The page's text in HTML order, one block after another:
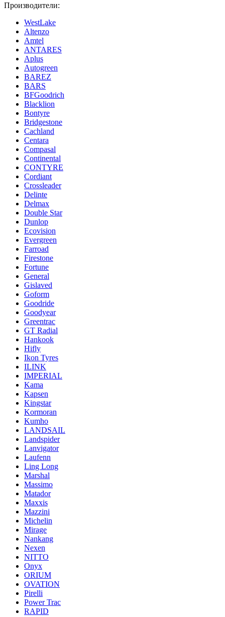
Производители:
WestLake
Altenzo
Amtel
ANTARES
Aplus
Autogreen
BAREZ
BARS
BFGoodrich
Blacklion
Bontyre
Bridgestone
Cachland
Centara
Compasal
Continental
CONTYRE
Cordiant
Crossleader
Delinte
Delmax
Double Star
Dunlop
Ecovision
Evergreen
Farroad
Firestone
Fortune
General
Gislaved
Goform
Goodride
Goodyear
Greentrac
GT Radial
Hankook
Hifly
Ikon Tyres
ILINK
IMPERIAL
Kama
Kapsen
Kingstar
Kormoran
Kumho
LANDSAIL
Landspider
Lanvigator
Laufenn
Ling Long
Marshal
Massimo
Matador
Maxxis
Mazzini
Michelin
Mirage
Nankang
Nexen
NITTO
Onyx
ORIUM
OVATION
Pirelli
Power Trac
RAPID